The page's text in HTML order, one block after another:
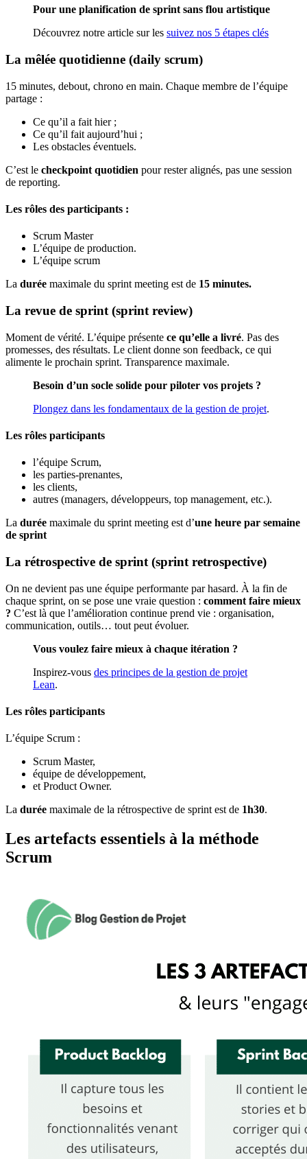
Pour une planification de sprint sans flou artistique
Découvrez notre article sur les suivez nos 5 étapes clés
La mêlée quotidienne (daily scrum)
15 minutes, debout, chrono en main. Chaque membre de l’équipe
partage :
Ce qu’il a fait hier ;
Ce qu’il fait aujourd’hui ;
Les obstacles éventuels.
C’est le checkpoint quotidien pour rester alignés, pas une session
de reporting.
Les rôles des participants :
Scrum Master
L’équipe de production.
L’équipe scrum
La durée maximale du sprint meeting est de 15 minutes.
La revue de sprint (sprint review)
Moment de vérité. L’équipe présente ce qu’elle a livré. Pas des
promesses, des résultats. Le client donne son feedback, ce qui
alimente le prochain sprint. Transparence maximale.
Besoin d’un socle solide pour piloter vos projets ?
Plongez dans les fondamentaux de la gestion de projet.
Les rôles participants
l’équipe Scrum,
les parties-prenantes,
les clients,
autres (managers, développeurs, top management, etc.).
La durée maximale du sprint meeting est d’une heure par semaine
de sprint
La rétrospective de sprint (sprint retrospective)
On ne devient pas une équipe performante par hasard. À la fin de
chaque sprint, on se pose une vraie question : comment faire mieux
? C’est là que l’amélioration continue prend vie : organisation,
communication, outils… tout peut évoluer.
Vous voulez faire mieux à chaque itération ?
Inspirez-vous des principes de la gestion de projet
Lean.
Les rôles participants
L’équipe Scrum :
Scrum Master,
équipe de développement,
et Product Owner.
La durée maximale de la rétrospective de sprint est de 1h30.
Les artefacts essentiels à la méthode
Scrum